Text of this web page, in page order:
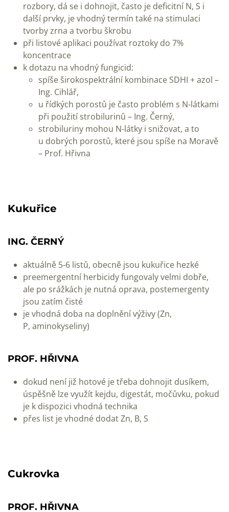
rozbory, dá se i dohnojit, často je deficitní N, S i
další prvky, je vhodný termín také na stimulaci
tvorby zrna a tvorbu škrobu
při listové aplikaci používat roztoky do 7%
koncentrace
k dotazu na vhodný fungicid:
spíše širokospektrální kombinace SDHI + azol –
Ing. Cihlář,
u řídkých porostů je často problém s N-látkami
při použití strobilurinů – Ing. Černý,
strobiluriny mohou N-látky i snižovat, a to
u dobrých porostů, které jsou spíše na Moravě
– Prof. Hřivna
Kukuřice
ING. ČERNÝ
aktuálně 5-6 listů, obecně jsou kukuřice hezké
preemergentní herbicidy fungovaly velmi dobře,
ale po srážkách je nutná oprava, postemergenty
jsou zatím čisté
je vhodná doba na doplnění výživy (Zn,
P, aminokyseliny)
PROF. HŘIVNA
dokud není již hotové je třeba dohnojit dusíkem,
úspěšně lze využít kejdu, digestát, močůvku, pokud
je k dispozici vhodná technika
přes list je vhodné dodat Zn, B, S
Cukrovka
PROF. HŘIVNA